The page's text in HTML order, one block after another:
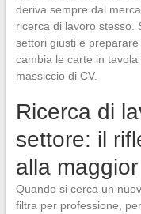
deriva sempre dal
ricerca di lavoro stesso.
settori giusti e
cambia le carte in
massiccio di CV.
Ricerca di
settore: il
alla
Quando si cerca un
filtra per professione,